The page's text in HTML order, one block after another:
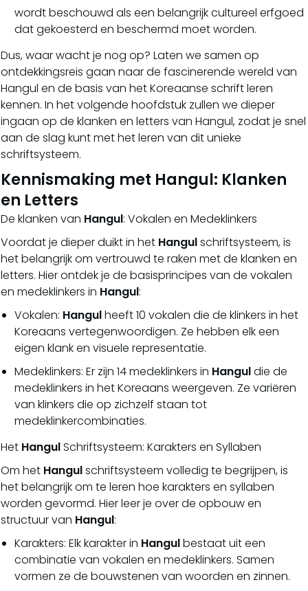
wordt beschouwd als een belangrijk cultureel erfgoed
dat gekoesterd en beschermd moet worden.
Dus, waar wacht je nog op? Laten we samen op
ontdekkingsreis gaan naar de fascinerende wereld van
Hangul en de basis van het Koreaanse schrift leren
kennen. In het volgende hoofdstuk zullen we dieper
ingaan op de klanken en letters van Hangul, zodat je snel
aan de slag kunt met het leren van dit unieke
schriftsysteem.
Kennismaking met Hangul: Klanken
en Letters
De klanken van Hangul: Vokalen en Medeklinkers
Voordat je dieper duikt in het Hangulschriftsysteem, is
het belangrijk om vertrouwd te raken met de klanken en
letters. Hier ontdek je de basisprincipes van de vokalen
en medeklinkers in Hangul:
Vokalen: Hangulheeft 10 vokalen die de klinkers in het
Koreaans vertegenwoordigen. Ze hebben elk een
eigen klank en visuele representatie.
Medeklinkers: Er zijn 14 medeklinkers in Hanguldie de
medeklinkers in het Koreaans weergeven. Ze variëren
van klinkers die op zichzelf staan tot
medeklinkercombinaties.
Het HangulSchriftsysteem: Karakters en Syllaben
Om het Hangulschriftsysteem volledig te begrijpen, is
het belangrijk om te leren hoe karakters en syllaben
worden gevormd. Hier leer je over de opbouw en
structuur van Hangul:
Karakters: Elk karakter in Hangulbestaat uit een
combinatie van vokalen en medeklinkers. Samen
vormen ze de bouwstenen van woorden en zinnen.